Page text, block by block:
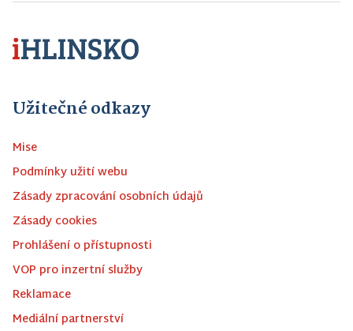
Užitečné odkazy
Mise
Podmínky užití webu
Zásady zpracování osobních údajů
Zásady cookies
Prohlášení o přístupnosti
VOP pro inzertní služby
Reklamace
Mediální partnerství